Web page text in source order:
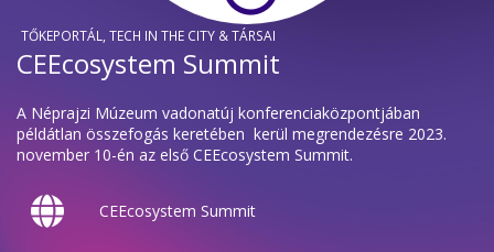
TŐKEPORTÁL, TECH IN THE CITY & TÁRSAI
CEEcosystem Summit
A Néprajzi Múzeum vadonatúj konferenciaközpontjában
példátlan összefogás keretében kerül megrendezésre 2023.
november 10-én az első CEEcosystem Summit.
CEEcosystem Summit